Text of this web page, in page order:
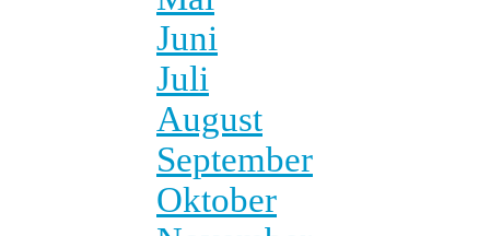
Juni
Juli
August
September
Oktober